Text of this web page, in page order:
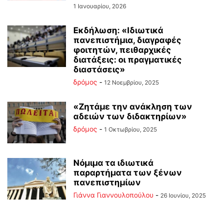
1 Ιανουαρίου, 2026
Εκδήλωση: «Ιδιωτικά
πανεπιστήμια, διαγραφές
φοιτητών, πειθαρχικές
διατάξεις: οι πραγματικές
διαστάσεις»
δρόμος - 12 Νοεμβρίου, 2025
«Ζητάμε την ανάκληση των
αδειών των διδακτηρίων»
δρόμος - 1 Οκτωβρίου, 2025
Νόμιμα τα ιδιωτικά
παραρτήματα των ξένων
πανεπιστημίων
Γιάννα Γιαννουλοπούλου - 26 Ιουνίου, 2025